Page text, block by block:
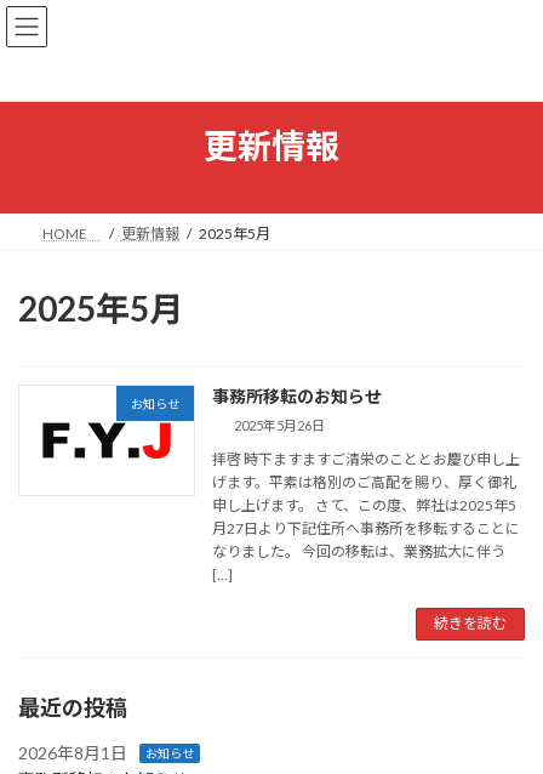
コ
ン
ツ
ナ
ビ
シ
更新情報
HOME 更新情報 2025年5月
2025年5月
お知らせ 事務所移転のお知らせ
2025年5月26日
拝啓 時下ますますご清栄のこととお慶び申し上
げます。平素は格別のご高配を賜り、厚く御礼
申し上げます。 さて、この度、弊社は2025年5
月27日より下記住所へ事務所を移転することに
なりました。 今回の移転は、業務拡大に伴う
[…]
続きを読む
最近の投稿
2026年8月1日 お知らせ